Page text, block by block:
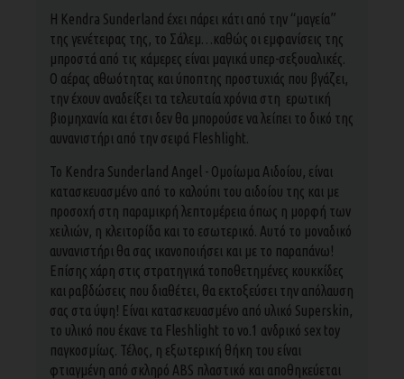
H Kendra Sunderland έχει πάρει κάτι από την “μαγεία”
της γενέτειρας της, το Σάλεμ…καθώς οι εμφανίσεις της
μπροστά από τις κάμερες είναι μαγικά υπερ-σεξουαλικές.
Ο αέρας αθωότητας και ύποπτης προστυχιάς που βγάζει,
την έχουν αναδείξει τα τελευταία χρόνια στη ερωτική
βιομηχανία και έτσι δεν θα μπορούσε να λείπει το δικό της
αυνανιστήρι από την σειρά Fleshlight.
Το Kendra Sunderland Angel - Ομοίωμα Αιδοίου, είναι
κατασκευασμένο από το καλούπι του αιδοίου της και με
προσοχή στη παραμικρή λεπτομέρεια όπως η μορφή των
χειλιών, η κλειτορίδα και το εσωτερικό. Αυτό το μοναδικό
αυνανιστήρι θα σας ικανοποιήσει και με το παραπάνω!
Επίσης χάρη στις στρατηγικά τοποθετημένες κουκκίδες
και ραβδώσεις που διαθέτει, θα εκτοξεύσει την απόλαυση
σας στα ύψη! Είναι κατασκευασμένο από υλικό Superskin,
το υλικό που έκανε τα Fleshlight το νο.1 ανδρικό sex toy
παγκοσμίως. Τέλος, η εξωτερική θήκη του είναι
φτιαγμένη από σκληρό ABS πλαστικό και αποθηκεύεται